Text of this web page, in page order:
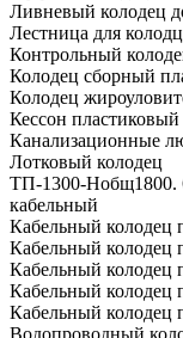
Ливневый колодец
Лестница для
Контрольный
Колодец сборный
Колодец
Кессон пластиковый
Канализационные
Лотковый колодец
ТП-1300-Hобщ1800.
кабельный
Кабельный колодец
Кабельный колодец
Кабельный колодец
Кабельный колодец
Кабельный колодец
Водопроводный